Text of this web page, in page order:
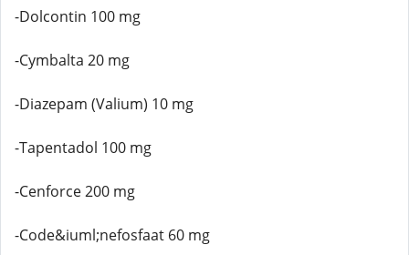
-Dolcontin 100 mg
-Cymbalta 20 mg
-Diazepam (Valium) 10 mg
-Tapentadol 100 mg
-Cenforce 200 mg
-Code&iuml;nefosfaat 60 mg